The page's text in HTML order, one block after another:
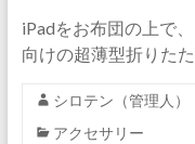
iPadをお布団の上で
向けの超薄型折りた
シロテン（管理人）
アクセサリー